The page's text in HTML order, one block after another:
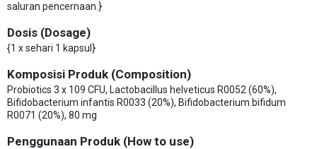
saluran pencernaan.}
Dosis (Dosage)
{1 x sehari 1 kapsul}
Komposisi Produk (Composition)
Probiotics 3 x 109 CFU, Lactobacillus helveticus R0052 (60%),
Bifidobacterium infantis R0033 (20%), Bifidobacterium bifidum
R0071 (20%), 80 mg
Penggunaan Produk (How to use)